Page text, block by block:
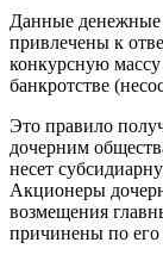
Данные денежные
привлечены к
конкурсную
банкротстве
Это правило
дочерним
несет
Акционеры
возмещения
причинены по его